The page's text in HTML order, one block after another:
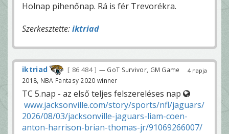
Holnap pihenőnap. Rá is fér Trevorékra.
Szerkesztette:iktriad
4 napja
iktriad 86 484
— GoT Survivor, GM Game
2018, NBA Fantasy 2020 winner
TC 5.nap - az első teljes felszereléses nap
www.jacksonville.com/story/sports/nfl/jaguars/
2026/08/03/jacksonville-jaguars-liam-coen-
anton-harrison-brian-thomas-jr/91069266007/